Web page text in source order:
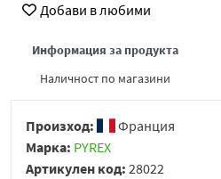
Добави в любими
Информация за продукта
Наличност по магазини
Произход:
Франция
Марка: PYREX
Артикулен код: 28022